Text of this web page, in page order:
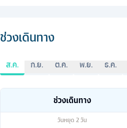
ช่วงเดินทาง
ส.ค. ก.ย. ต.ค. พ.ย. ธ.ค.
ช่วงเดินทาง
วันหยุด 2วัน